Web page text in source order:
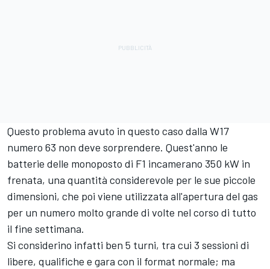
Questo problema avuto in questo caso dalla W17
numero 63 non deve sorprendere. Quest'anno le
batterie delle monoposto di F1 incamerano 350 kW in
frenata, una quantità considerevole per le sue piccole
dimensioni, che poi viene utilizzata all'apertura del gas
per un numero molto grande di volte nel corso di tutto
il fine settimana.
Si considerino infatti ben 5 turni, tra cui 3 sessioni di
libere, qualifiche e gara con il format normale; ma